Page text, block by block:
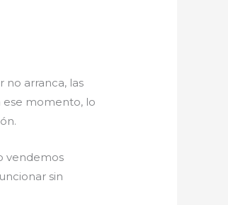
no arranca, las
ese momento, lo
vendemos
sin